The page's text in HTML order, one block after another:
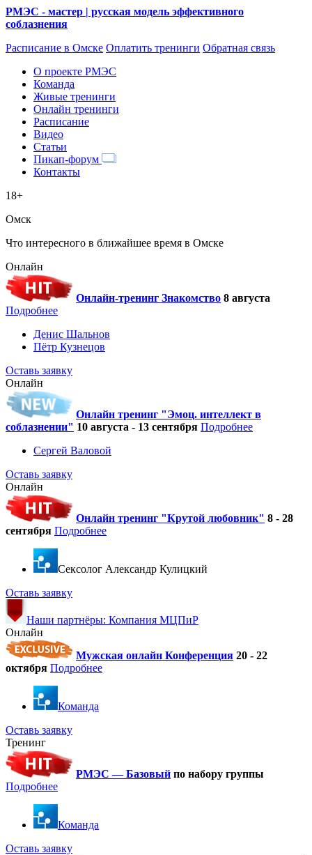
РМЭС - мастер | русская модель эффективного
соблазнения
Расписание в Омске Оплатить тренинги Обратная связь
О проекте РМЭС
Команда
Живые тренинги
Онлайн тренинги
Расписание
Видео
Статьи
Пикап-форум
Контакты
18+
Омск
Что интересного в ближайшее время в Омске
Онлайн
Онлайн-тренинг Знакомство 8 августа
Подробнее
Денис Шальнов
Пётр Кузнецов
Оставь заявку
Онлайн
Онлайн тренинг "Эмоц. интеллект в
соблазнении" 10 августа - 13 сентября Подробнее
Сергей Валовой
Оставь заявку
Онлайн
Онлайн тренинг "Крутой любовник" 8 - 28
сентября Подробнее
Cексолог Александр Кулицкий
Оставь заявку
Наши партнёры: Компания МЦПиР
Онлайн
Мужская онлайн Конференция 20 - 22
октября Подробнее
Команда
Оставь заявку
Тренинг
РМЭС — Базовый по набору группы
Подробнее
Команда
Оставь заявку